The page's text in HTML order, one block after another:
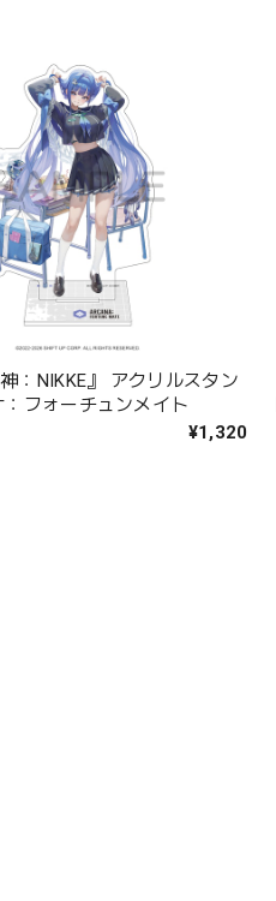
：NIKKE』 アクリルスタン
：フォーチュンメイト
¥1,320